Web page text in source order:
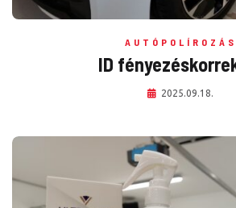
AUTÓPOLÍROZÁS
ID
2025.09.18.